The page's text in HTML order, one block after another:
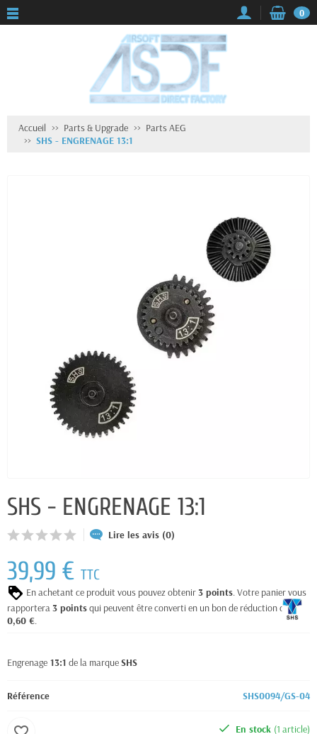
0
Accueil Parts & Upgrade
Parts AEG
SHS - ENGRENAGE 13:1
SHS - ENGRENAGE 13:1
Lire les avis (0)
39,99 € TTC
En achetant ce produit vous pouvez obtenir3 points. Votre panier vous
rapportera3 pointsqui peuvent être converti en un bon de réduction de
0,60 €.
Engrenage 13:1 de la marqueSHS
Référence SHS0094/GS-04
En stock (1 article)